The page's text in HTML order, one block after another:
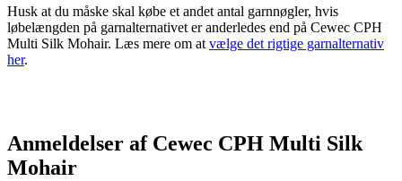
Husk at du måske skal købe et andet antal garnnøgler, hvis
løbelængden på garnalternativet er anderledes end på Cewec CPH
Multi Silk Mohair. Læs mere om at vælge det rigtige garnalternativ
her.
Anmeldelser af Cewec CPH Multi Silk
Mohair